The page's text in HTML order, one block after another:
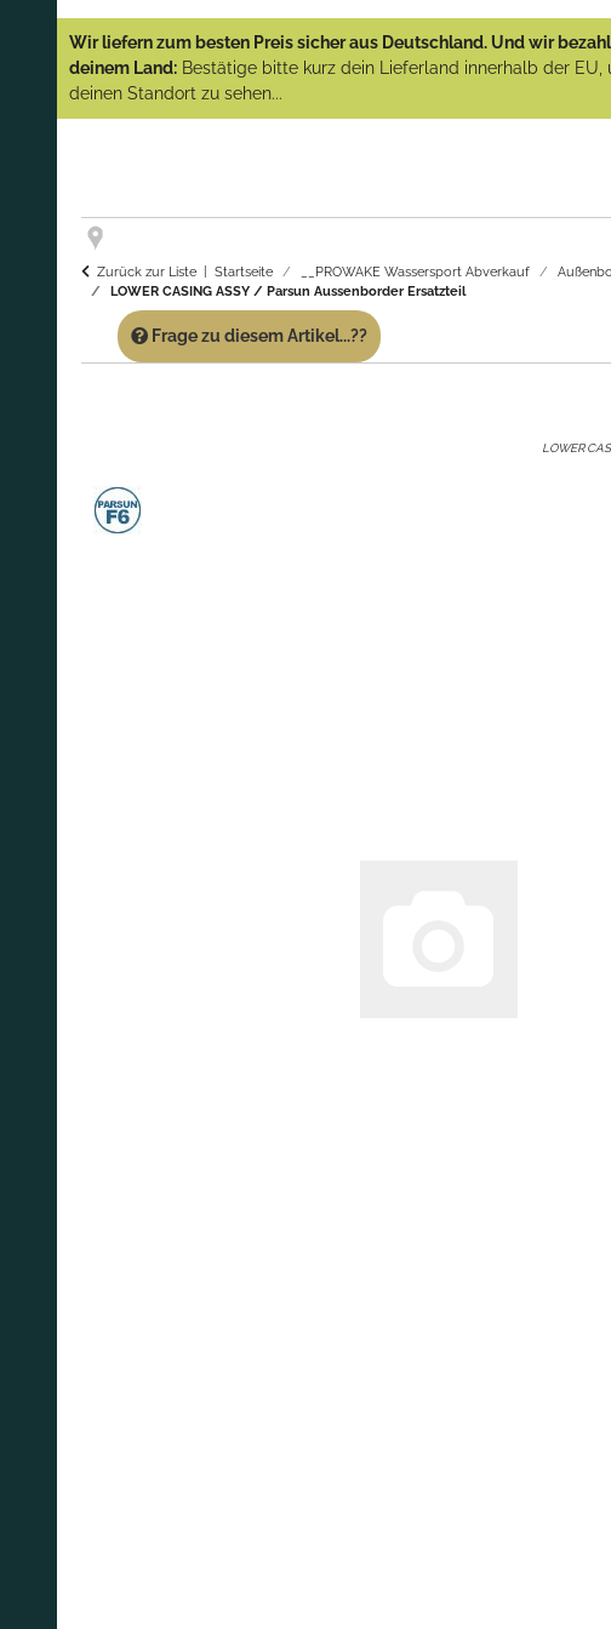
(Abverkauf)!
GARANTIE UND SERVICE:
Wir liefern zum besten Preis sicher aus Deutschland. Und wir
deinem Land: Bestätige bitte kurz dein Lieferland innerhalb der EU,
deinen Standort zu sehen...
Zurück zur Liste Startseite __PROWAKE Wassersport Abverkauf
LOWER CASING ASSY / Parsun Aussenborder Ersatzteil
Frage zu diesem Artikel...??
LOWER